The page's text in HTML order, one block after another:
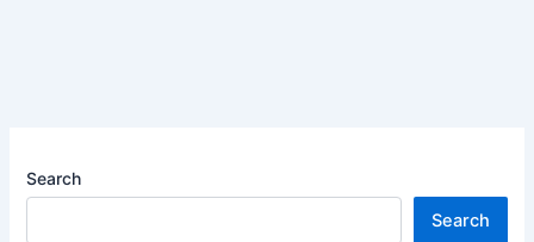
Search
Search